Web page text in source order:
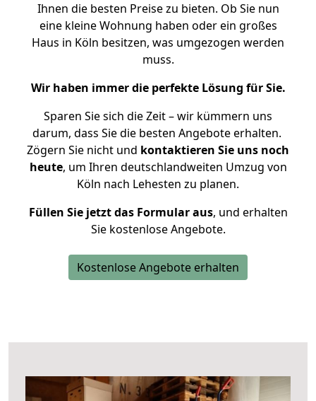
Ihnen die besten Preise zu bieten. Ob Sie nun
eine kleine Wohnung haben oder ein großes
Haus in Köln besitzen, was umgezogen werden
muss.
Wir haben immer die perfekte Lösung für Sie.
Sparen Sie sich die Zeit – wir kümmern uns
darum, dass Sie die besten Angebote erhalten.
Zögern Sie nicht und kontaktieren Sie uns noch
heute, um Ihren deutschlandweiten Umzug von
Köln nach Lehesten zu planen.
Füllen Sie jetzt das Formular aus, und erhalten
Sie kostenlose Angebote.
Kostenlose Angebote erhalten